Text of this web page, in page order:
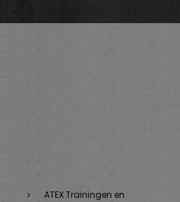
ATEX Trainingen en